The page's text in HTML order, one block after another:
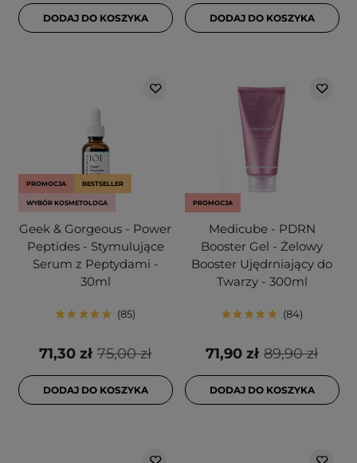
DODAJ DO KOSZYKA DODAJ DO KOSZYKA
PROMOCJA BESTSELLER
WYBÓR KOSMETOLOGA
Geek & Gorgeous - Power
Peptides - Stymulujące
Serum z Peptydami -
30ml
85
75,00 zł
71,30 zł
DODAJ DO KOSZYKA
PROMOCJA
Medicube - PDRN
Booster Gel - Żelowy
Booster Ujędrniający do
Twarzy - 300ml
84
89,90 zł
71,90 zł
DODAJ DO KOSZYKA